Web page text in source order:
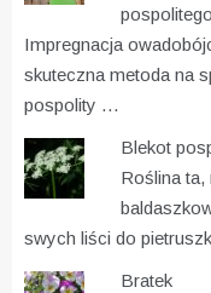
pospolitego
Impregnacja
skuteczna metoda na
pospolity …
Blekot
Roślina
swych liści do
Bratek